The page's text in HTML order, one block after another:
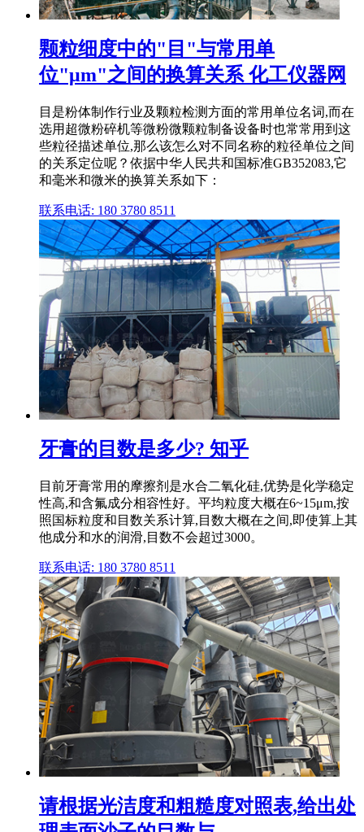
颗粒细度中的"目"与常用单
位"μm"之间的换算关系 化工仪器网
目是粉体制作行业及颗粒检测方面的常用单位名词,而在
选用超微粉碎机等微粉微颗粒制备设备时也常常用到这
些粒径描述单位,那么该怎么对不同名称的粒径单位之间
的关系定位呢？依据中华人民共和国标准GB352083,它
和毫米和微米的换算关系如下：
联系电话: 180 3780 8511
牙膏的目数是多少? 知乎
目前牙膏常用的摩擦剂是水合二氧化硅,优势是化学稳定
性高,和含氟成分相容性好。平均粒度大概在6~15μm,按
照国标粒度和目数关系计算,目数大概在之间,即使算上其
他成分和水的润滑,目数不会超过3000。
联系电话: 180 3780 8511
请根据光洁度和粗糙度对照表,给出处